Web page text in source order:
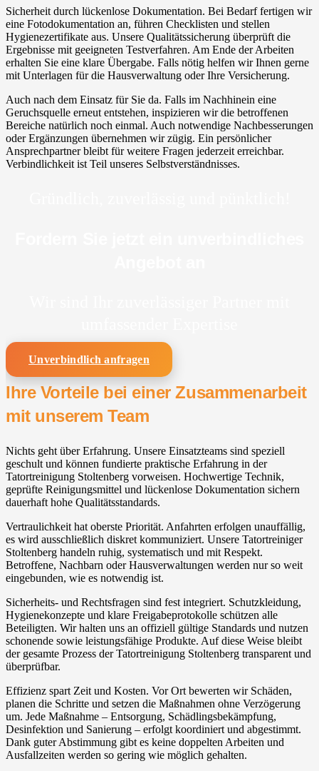
Sicherheit durch lückenlose Dokumentation. Bei Bedarf fertigen wir
eine Fotodokumentation an, führen Checklisten und stellen
Hygienezertifikate aus. Unsere Qualitätssicherung überprüft die
Ergebnisse mit geeigneten Testverfahren. Am Ende der Arbeiten
erhalten Sie eine klare Übergabe. Falls nötig helfen wir Ihnen gerne
mit Unterlagen für die Hausverwaltung oder Ihre Versicherung.
Auch nach dem Einsatz für Sie da. Falls im Nachhinein eine
Geruchsquelle erneut entstehen, inspizieren wir die betroffenen
Bereiche natürlich noch einmal. Auch notwendige Nachbesserungen
oder Ergänzungen übernehmen wir zügig. Ein persönlicher
Ansprechpartner bleibt für weitere Fragen jederzeit erreichbar.
Verbindlichkeit ist Teil unseres Selbstverständnisses.
Unverbindlich anfragen
Ihre Vorteile bei einer Zusammenarbeit
mit unserem Team
Nichts geht über Erfahrung. Unsere Einsatzteams sind speziell
geschult und können fundierte praktische Erfahrung in der
Tatortreinigung Stoltenberg vorweisen. Hochwertige Technik,
geprüfte Reinigungsmittel und lückenlose Dokumentation sichern
dauerhaft hohe Qualitätsstandards.
Vertraulichkeit hat oberste Priorität. Anfahrten erfolgen unauffällig,
es wird ausschließlich diskret kommuniziert. Unsere Tatortreiniger
Stoltenberg handeln ruhig, systematisch und mit Respekt.
Betroffene, Nachbarn oder Hausverwaltungen werden nur so weit
eingebunden, wie es notwendig ist.
Sicherheits- und Rechtsfragen sind fest integriert. Schutzkleidung,
Hygienekonzepte und klare Freigabeprotokolle schützen alle
Beteiligten. Wir halten uns an offiziell gültige Standards und nutzen
schonende sowie leistungsfähige Produkte. Auf diese Weise bleibt
der gesamte Prozess der Tatortreinigung Stoltenberg transparent und
überprüfbar.
Effizienz spart Zeit und Kosten. Vor Ort bewerten wir Schäden,
planen die Schritte und setzen die Maßnahmen ohne Verzögerung
um. Jede Maßnahme – Entsorgung, Schädlingsbekämpfung,
Desinfektion und Sanierung – erfolgt koordiniert und abgestimmt.
Dank guter Abstimmung gibt es keine doppelten Arbeiten und
Ausfallzeiten werden so gering wie möglich gehalten.